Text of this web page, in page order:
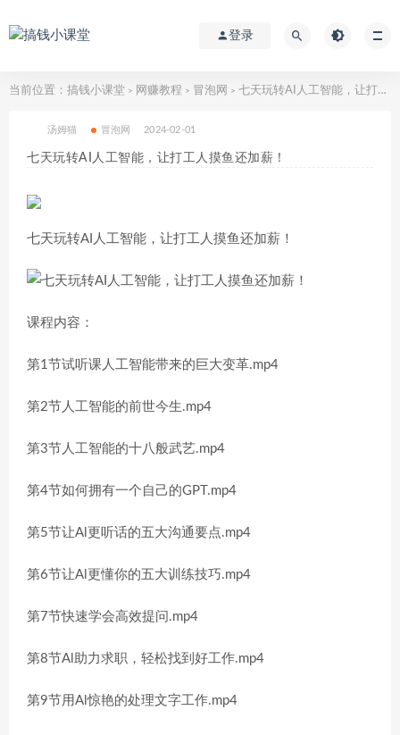
登录
当前位置： 搞钱小课堂 > 网赚教程 > 冒泡网 > 七天玩转AI人工智能，让打工人摸鱼还加薪！
汤姆猫 冒泡网 2024-02-01
七天玩转AI人工智能，让打工人摸鱼还加薪！
七天玩转AI人工智能，让打工人摸鱼还加薪！
课程内容：
第1节试听课人工智能带来的巨大变革.mp4
第2节人工智能的前世今生.mp4
第3节人工智能的十八般武艺.mp4
第4节如何拥有一个自己的GPT.mp4
第5节让Al更听话的五大沟通要点.mp4
第6节让Al更懂你的五大训练技巧.mp4
第7节快速学会高效提问.mp4
第8节Al助力求职，轻松找到好工作.mp4
第9节用Al惊艳的处理文字工作.mp4